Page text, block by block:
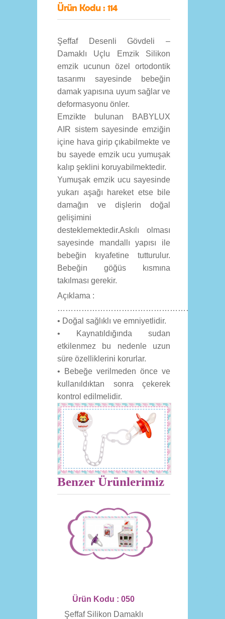
Ürün Kodu : 114
Şeffaf Desenli Gövdeli –
Damaklı Uçlu Emzik Silikon
emzik ucunun özel ortodontik
tasarımı sayesinde bebeğin
damak yapısına uyum sağlar ve
deformasyonu önler.
Emzikte bulunan BABYLUX
AIR sistem sayesinde emziğin
içine hava girip çıkabilmekte ve
bu sayede emzik ucu yumuşak
kalıp şeklini koruyabilmektedir.
Yumuşak emzik ucu sayesinde
yukarı aşağı hareket etse bile
damağın ve dişlerin doğal
gelişimini
desteklemektedir.Askılı olması
sayesinde mandallı yapısı ile
bebeğin kıyafetine tutturulur.
Bebeğin göğüs kısmına
takılması gerekir.
Açıklama :
• Doğal sağlıklı ve emniyetlidir.
• Kaynatıldığında sudan
etkilenmez bu nedenle uzun
süre özelliklerini korurlar.
• Bebeğe verilmeden önce ve
kullanıldıktan sonra çekerek
kontrol edilmelidir.
Benzer Ürünlerimiz
Ürün Kodu : 050
Şeffaf Silikon Damaklı